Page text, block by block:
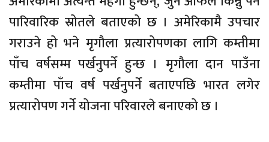
पारिवारिक स्रोतले बताएको छ । अमेरिकामै उपचार
गराउने हो भने मृगौला प्रत्यारोपणका लागि कम्तीमा
पाँच वर्षसम्म पर्खनुपर्ने हुन्छ । मृगौला दान पाउँना
कम्तीमा पाँच वर्ष पर्खनुपर्ने बताएपछि भारत लगेर
प्रत्यारोपण गर्ने योजना परिवारले बनाएको छ ।